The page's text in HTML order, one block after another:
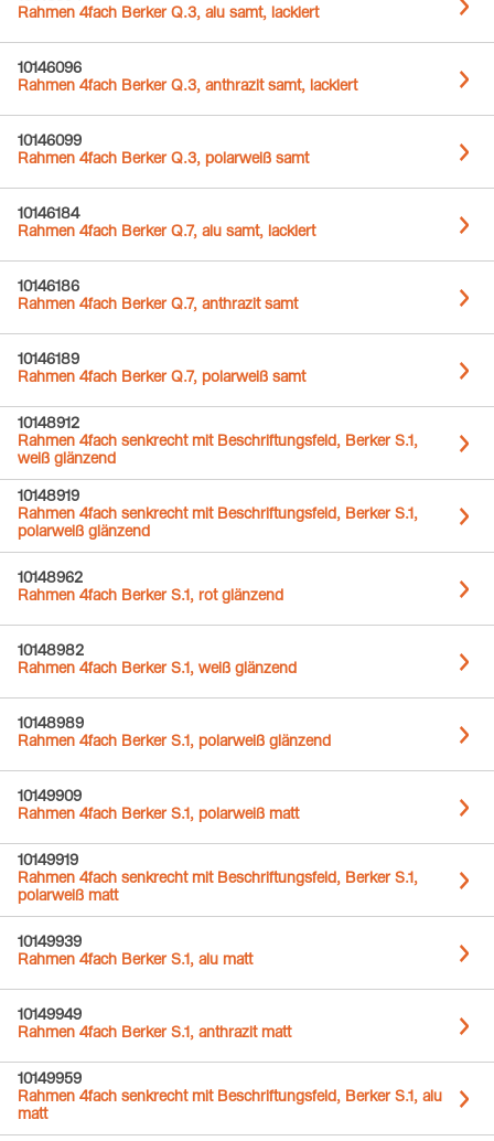
Rahmen 4fach Berker Q.3, alu samt, lackiert
10146096
Rahmen 4fach Berker Q.3, anthrazit samt, lackiert
10146099
Rahmen 4fach Berker Q.3, polarweiß samt
10146184
Rahmen 4fach Berker Q.7, alu samt, lackiert
10146186
Rahmen 4fach Berker Q.7, anthrazit samt
10146189
Rahmen 4fach Berker Q.7, polarweiß samt
10148912
Rahmen 4fach senkrecht mit Beschriftungsfeld, Berker S.1,
weiß glänzend
10148919
Rahmen 4fach senkrecht mit Beschriftungsfeld, Berker S.1,
polarweiß glänzend
10148962
Rahmen 4fach Berker S.1, rot glänzend
10148982
Rahmen 4fach Berker S.1, weiß glänzend
10148989
Rahmen 4fach Berker S.1, polarweiß glänzend
10149909
Rahmen 4fach Berker S.1, polarweiß matt
10149919
Rahmen 4fach senkrecht mit Beschriftungsfeld, Berker S.1,
polarweiß matt
10149939
Rahmen 4fach Berker S.1, alu matt
10149949
Rahmen 4fach Berker S.1, anthrazit matt
10149959
Rahmen 4fach senkrecht mit Beschriftungsfeld, Berker S.1, alu
matt